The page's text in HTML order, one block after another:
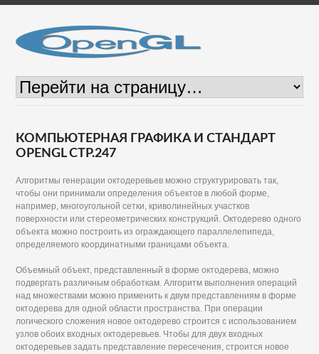
КОМПЬЮТЕРНАЯ ГРАФИКА И СТАНДАРТ
OPENGL СТР.247
Алгоритмы генерации октодеревьев можно структурировать так,
чтобы они принимали определения объектов в любой форме,
например, многоугольной сетки, криволинейных участков
поверхности или стереометрических конструкций. Октодерево одного
объекта можно построить из ограждающего параллелепипеда,
определяемого координатными границами объекта.
Объемный объект, представленный в форме октодерева, можно
подвергать различным обработкам. Алгоритм выполнения операций
над множествами можно применить к двум представлениям в форме
октодерева для одной области пространства. При операции
логического сложения новое октодерево строится с использованием
узлов обоих входных октодеревьев. Чтобы для двух входных
октодеревьев задать представление пересечения, строится новое